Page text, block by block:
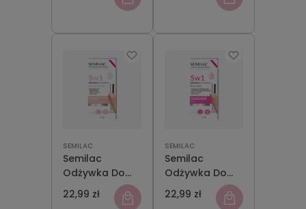
SEMILAC
Semilac
Odżywka Do
Paznokci
Recovery Nude
22,99 zł
SEMILAC
Semilac
Odżywka Do
Paznokci Rose
Care 5w1 7ml
22,99 zł